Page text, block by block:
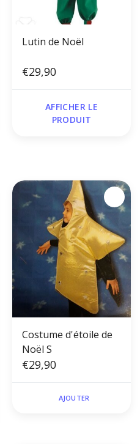
Lutin de Noël
€29,90
AFFICHER LE
PRODUIT
Costume d'étoile de
Noël S
€29,90
AJOUTER